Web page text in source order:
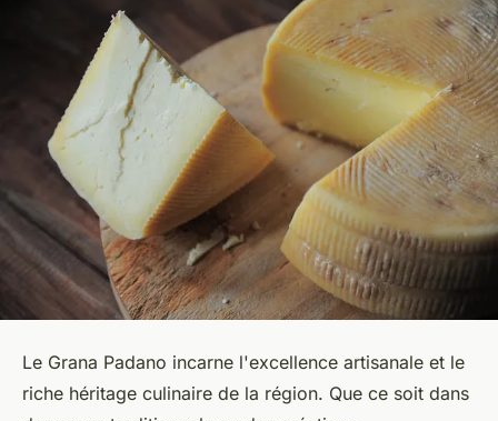
Le Grana Padano incarne l'excellence artisanale et le
riche héritage culinaire de la région. Que ce soit dans